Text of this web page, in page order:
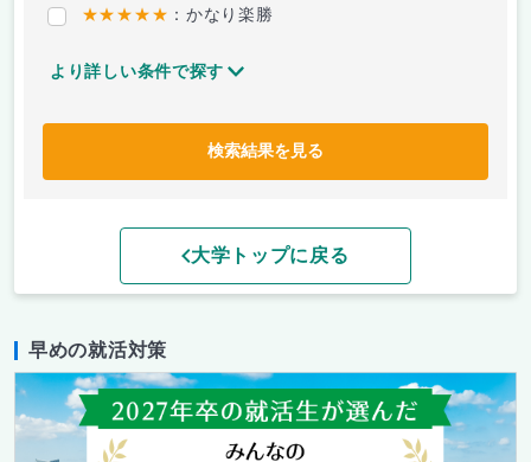
★★★★★ ：かなり楽勝
より詳しい条件で探す
検索結果を見る
大学トップに戻る
早めの就活対策